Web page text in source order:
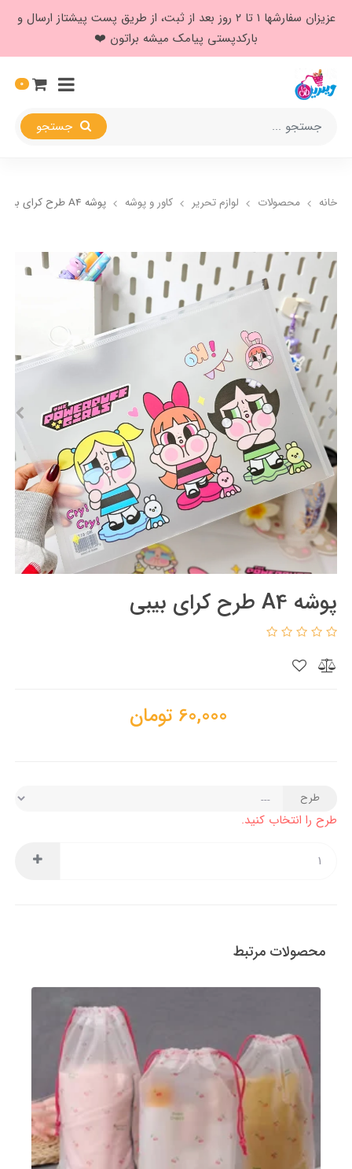
عزیزان سفارشها ۱ تا ۲ روز بعد از ثبت، از طریق پست پیشتاز ارسال و
بارکدپستی پیامک میشه براتون ❤️
0
خانه محصولات لوازم تحریر کاور و پوشه پوشه A4 طرح کرای بیبی
پوشه A4 طرح کرای بیبی
60,000 تومان
طرح
طرح را انتخاب کنید.
محصولات مرتبط